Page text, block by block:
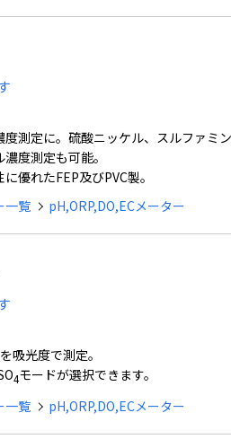
測定に。硫酸ニッケル、スルファミ
度測定も可能。
優れたFEP及びPVC製。
一覧 pH,ORP,DO,ECメーター
吸光度で測定。
4モードが選択できます。
一覧 pH,ORP,DO,ECメーター